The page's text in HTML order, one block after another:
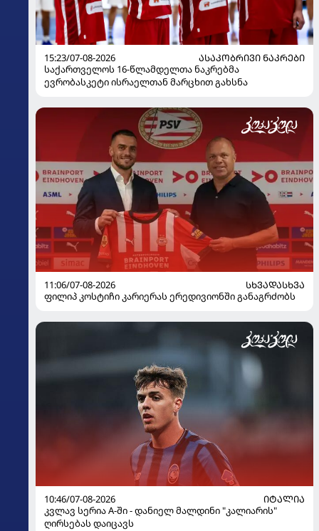
15:23/07-08-2026
ᲐᲡᲐᲙᲝᲑᲠᲘᲕᲘ ᲜᲐᲙᲠᲔᲑᲘ
საქართველოს 16-წლამდელთა ნაკრებმა
ევრობასკეტი ისრაელთან მარცხით გახსნა
11:06/07-08-2026
ᲡᲮᲕᲐᲓᲐᲡᲮᲕᲐ
ფილიპ კოსტიჩი კარიერას ერედივიონში განაგრძობს
10:46/07-08-2026
ᲘᲢᲐᲚᲘᲐ
კვლავ სერია A-ში - დანიელ მალდინი "კალიარის"
ღირსებას დაიცავს